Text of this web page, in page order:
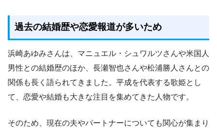
過去の結婚歴や恋愛報道が多いため
浜崎あゆみさんは、マニュエル・シュワルツさんや米国人
男性との結婚歴のほか、長瀬智也さんや松浦勝人さんとの
関係も長く語られてきました。平成を代表する歌姫とし
て、恋愛や結婚も大きな注目を集めてきた人物です。
そのため、現在の夫やパートナーについても関心が集まり